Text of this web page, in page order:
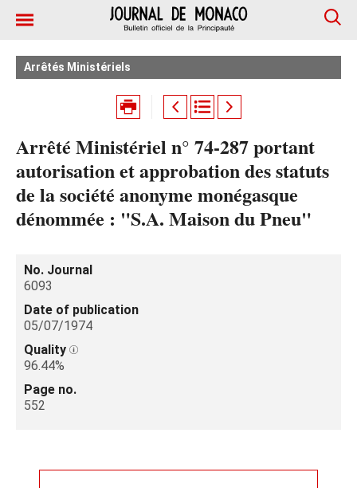
Arrêtés Ministériels
Arrêté Ministériel n° 74-287 portant
autorisation et approbation des statuts
de la société anonyme monégasque
dénommée : "S.A. Maison du Pneu"
No. Journal
6093
Date of publication
05/07/1974
Quality
96.44%
Page no.
552